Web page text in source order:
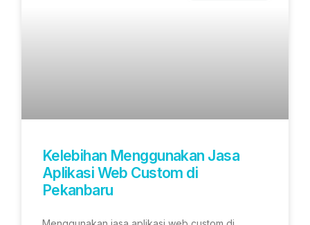
Kelebihan Menggunakan Jasa
Aplikasi Web Custom di
Pekanbaru